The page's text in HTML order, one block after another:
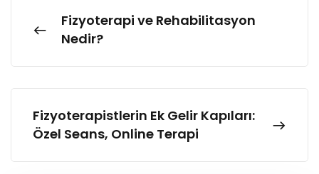
Fizyoterapi ve Rehabilitasyon
Nedir?
Fizyoterapistlerin Ek Gelir Kapıları:
Özel Seans, Online Terapi